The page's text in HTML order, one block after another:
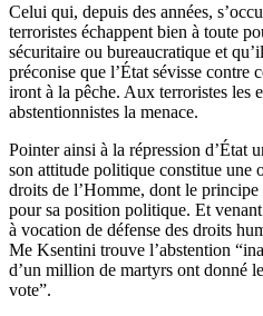
Celui qui, depuis des années,
terroristes échappent bien à toute
sécuritaire ou bureaucratique et
préconise que l’État sévisse contre
iront à la pêche. Aux terroristes les
abstentionnistes la menace.
Pointer ainsi à la répression d’État
son attitude politique constitue une
droits de l’Homme, dont le principe
pour sa position politique. Et
à vocation de défense des droits
Me Ksentini trouve l’abstention
d’un million de martyrs ont donné
vote”.